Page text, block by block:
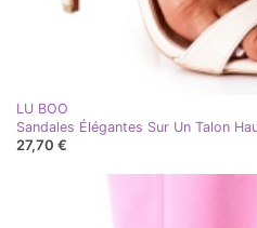
LU BOO
Sandales Élégantes Sur Un Talon
27,70 €